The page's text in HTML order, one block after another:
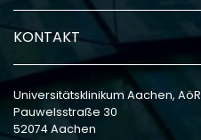
KONTAKT
Universitätsklinikum Aachen, AöR
Pauwelsstraße 30
52074 Aachen